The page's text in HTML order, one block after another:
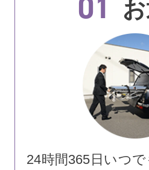
24時間365日いつ